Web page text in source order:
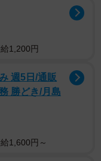
1,200円
週5日/通販
勝どき/月島
1,600円～